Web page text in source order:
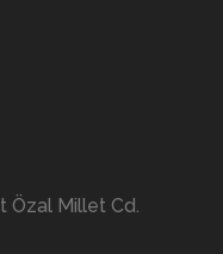
Özal Millet Cd.